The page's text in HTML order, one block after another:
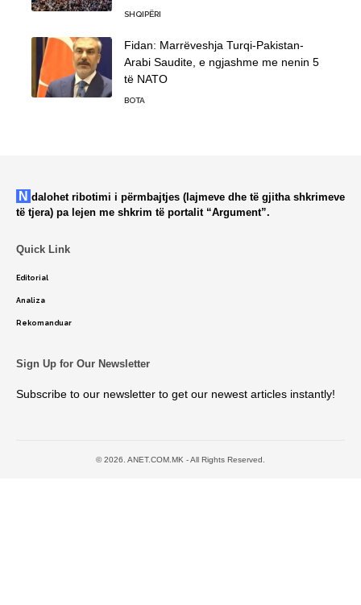
SHQIPËRI
Fidan: Marrëveshja Turqi-Pakistan-
Arabi Saudite, e ngjashme me nenin 5
të NATO
BOTA
Ndalohet ribotimi i përmbajtjes (lajmeve dhe të gjitha shkrimeve
të tjera) pa lejen me shkrim të portalit “Argument”.
Quick Link
Editorial
Analiza
Rekomanduar
Sign Up for Our Newsletter
Subscribe to our newsletter to get our newest articles instantly!
© 2026. ANET.COM.MK - All Rights Reserved.